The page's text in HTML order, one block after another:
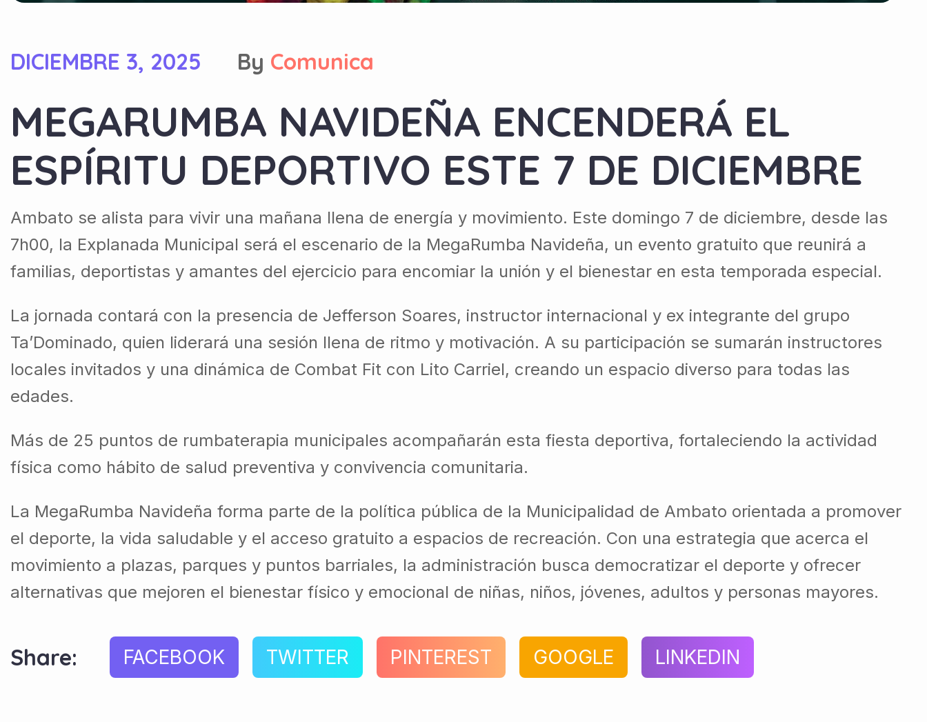
DICIEMBRE 3, 2025 By Comunica
MEGARUMBA NAVIDEÑA ENCENDERÁ EL
ESPÍRITU DEPORTIVO ESTE 7 DE DICIEMBRE
Ambato se alista para vivir una mañana llena de energía y movimiento. Este domingo 7 de diciembre, desde las
7h00, la Explanada Municipal será el escenario de la MegaRumba Navideña, un evento gratuito que reunirá a
familias, deportistas y amantes del ejercicio para encomiar la unión y el bienestar en esta temporada especial.
La jornada contará con la presencia de Jefferson Soares, instructor internacional y ex integrante del grupo
Ta’Dominado, quien liderará una sesión llena de ritmo y motivación. A su participación se sumarán instructores
locales invitados y una dinámica de Combat Fit con Lito Carriel, creando un espacio diverso para todas las
edades.
Más de 25 puntos de rumbaterapia municipales acompañarán esta fiesta deportiva, fortaleciendo la actividad
física como hábito de salud preventiva y convivencia comunitaria.
La MegaRumba Navideña forma parte de la política pública de la Municipalidad de Ambato orientada a promover
el deporte, la vida saludable y el acceso gratuito a espacios de recreación. Con una estrategia que acerca el
movimiento a plazas, parques y puntos barriales, la administración busca democratizar el deporte y ofrecer
alternativas que mejoren el bienestar físico y emocional de niñas, niños, jóvenes, adultos y personas mayores.
Share: FACEBOOK TWITTER PINTEREST GOOGLE LINKEDIN